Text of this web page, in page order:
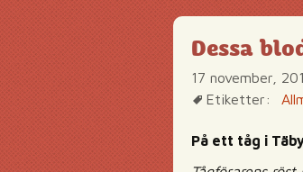
Dessa
17 november,
Etiketter:
På ett tåg i